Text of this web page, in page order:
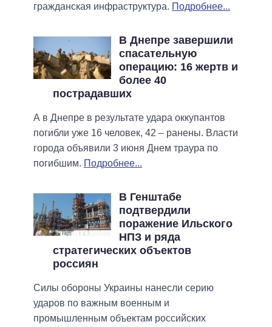
гражданская инфраструктура. Подробнее...
В Днепре завершили
спасательную
операцию: 16 жертв и
более 40
пострадавших
А в Днепре в результате удара оккупантов
погибли уже 16 человек, 42 – ранены. Власти
города объявили 3 июня Днем траура по
погибшим. Подробнее...
В Генштабе
подтвердили
поражение Ильского
НПЗ и ряда
стратегических объектов
россиян
Силы обороны Украины нанесли серию
ударов по важным военным и
промышленным объектам российских